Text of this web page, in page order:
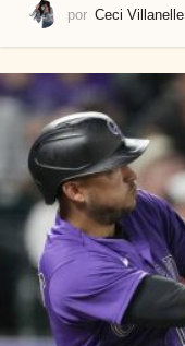
por Ceci Villanelle